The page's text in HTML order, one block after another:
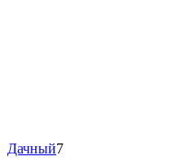
Дачный7